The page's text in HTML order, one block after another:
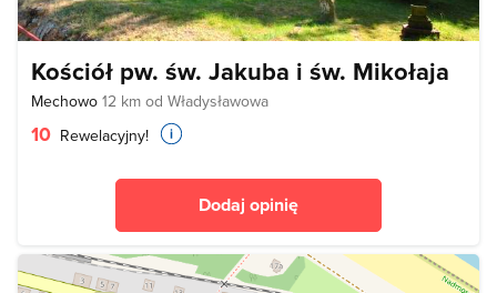
Kościół pw. św. Jakuba i św. Mikołaja
Mechowo 12 km od Władysławowa
10 Rewelacyjny!
Dodaj opinię